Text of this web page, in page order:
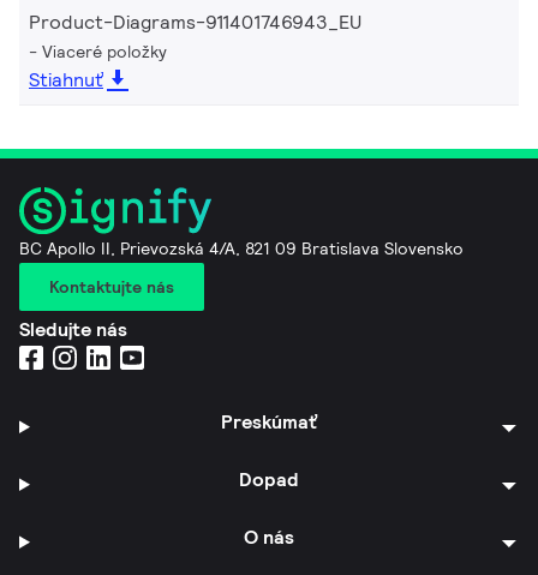
Product-Diagrams-911401746943_EU
Viaceré položky
Stiahnuť
BC Apollo II, Prievozská 4/A, 821 09 Bratislava Slovensko
Kontaktujte nás
Sledujte nás
Preskúmať
Dopad
O nás